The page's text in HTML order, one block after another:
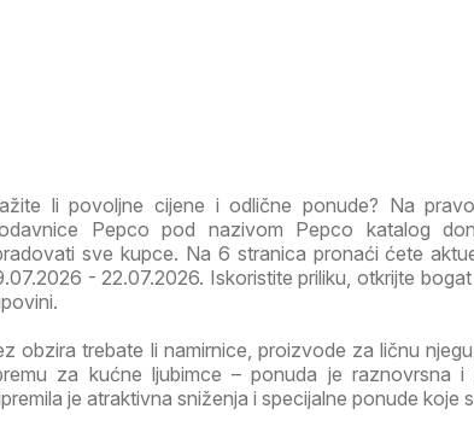
li povoljne cijene i odlične ponude? Na
Pepco pod nazivom Pepco katalog
sve kupce. Na 6 stranica pronaći ćete
- 22.07.2026. Iskoristite priliku, otkrijte
obzira trebate li namirnice, proizvode za ličnu
za kućne ljubimce – ponuda je raznovrsna i
je atraktivna sniženja i specijalne ponude koje